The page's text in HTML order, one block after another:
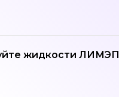
жидкости ЛИМЭП